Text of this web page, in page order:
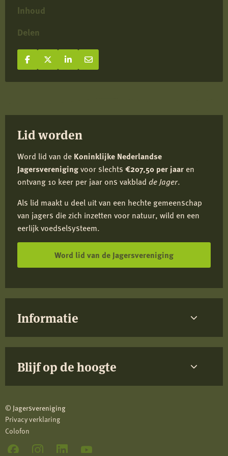
Inhoud
Delen
Deel op Facebook
Deel
op
Deel op X
Deel
op
Deel op LinkedIn
Deel
op
Deel via e-mail
Deel
via
Informatie
Lid worden
Word lid van de Koninklijke Nederlandse
Jagersverenigingvoor slechts €207,50 per jaar en
ontvang 10 keer per jaar ons vakblad de Jager.
Als lid maakt u deel uit van een hechte gemeenschap
van jagers die zich inzetten voor natuur, wild en een
eerlijk voedselsysteem.
Word lid van de Jagersvereniging
Blijf op de hoogte
© Jagersvereniging
Privacy verklaring
Colofon